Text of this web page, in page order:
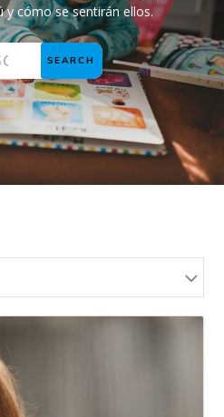
y cómo se sentirán ellos.